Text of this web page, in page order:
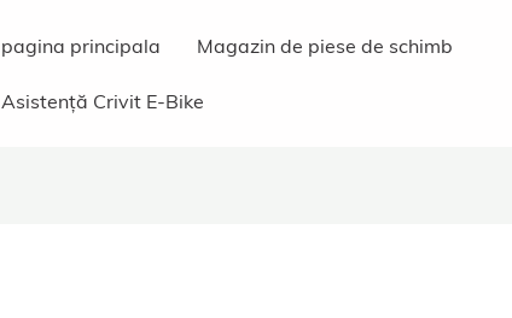
pagina principala Magazin de piese de schimb
Asistență Crivit E-Bike